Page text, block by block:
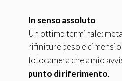
In senso assoluto
Un ottimo terminale:
rifiniture peso e
fotocamera che a mio
punto di riferimento.